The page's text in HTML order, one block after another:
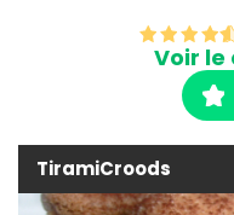
Voir
TiramiCroods